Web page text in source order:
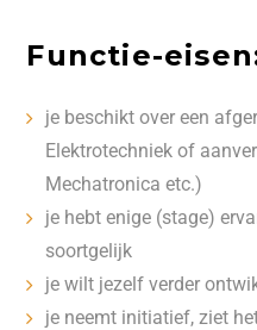
Functie-
je beschikt over een
Elektrotechniek of
Mechatronica etc.)
je hebt enige (stage)
soortgelijk
je wilt jezelf verder
je neemt initiatief, ziet